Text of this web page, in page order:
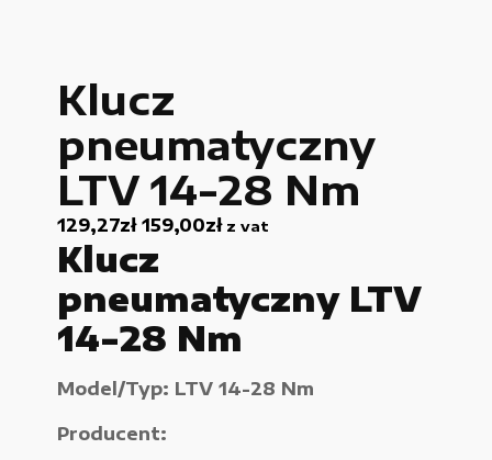
Części zamienne do urządzeń i narzędzi
Kable i przewody
Maszyny i urządzenia produkcujne
Materiały budowlane
Nowe części zamienne
Pompy i przekładnie
Urządzenia elektryczne
Urządzenia pneumatyczne i hydrauliczne
Używane narzędzia warsztatowe
Klucz
pneumatyczny
LTV 14-28 Nm
129,27zł 159,00złz vat
Klucz
pneumatyczny LTV
14-28 Nm
Model/Typ: LTV 14-28 Nm
Producent: